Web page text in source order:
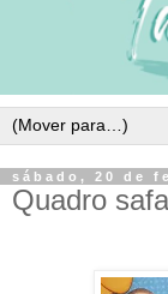
sábado, 20 de
Quadro